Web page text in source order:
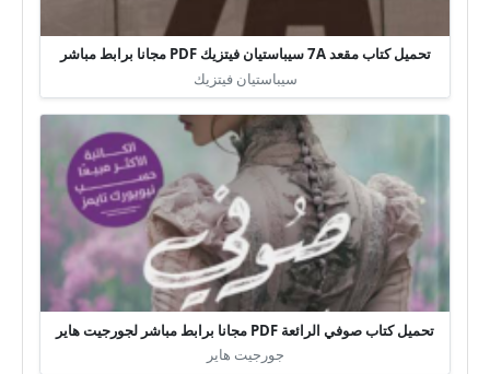
تحميل كتاب مقعد 7A سيباستيان فيتزيك PDF مجانا برابط مباشر
سيباستيان فيتزيك
تحميل كتاب صوفي الرائعة PDF مجانا برابط مباشر لجورجيت هاير
جورجيت هاير